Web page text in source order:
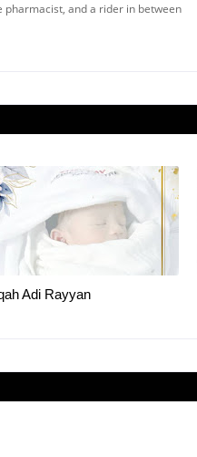
and a rider in between
Adi Rayyan